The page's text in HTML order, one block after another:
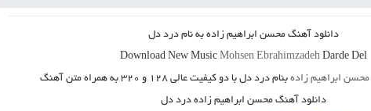
دانلود آهنگ محسن ابراهیم زاده به نام درد دل
Download New MusicMohsen Ebrahimzadeh Darde Del
محسن ابراهیم زادهبنام درد دل با دو کیفیت عالی ۱۲۸ و ۳۲۰ به همراه متن آهنگ
دانلود آهنگ محسن ابراهیم زاده درد دل